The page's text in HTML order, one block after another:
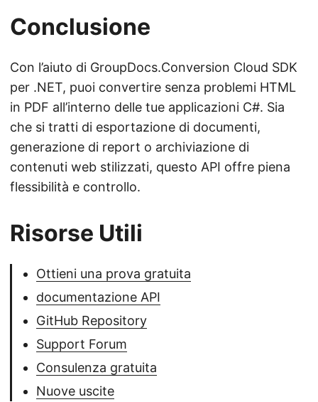
Conclusione
Con l’aiuto di GroupDocs.Conversion Cloud SDK
per .NET, puoi convertire senza problemi HTML
in PDF all’interno delle tue applicazioni C#. Sia
che si tratti di esportazione di documenti,
generazione di report o archiviazione di
contenuti web stilizzati, questo API offre piena
flessibilità e controllo.
Risorse Utili
Ottieni una prova gratuita
documentazione API
GitHub Repository
Support Forum
Consulenza gratuita
Nuove uscite